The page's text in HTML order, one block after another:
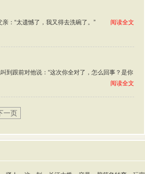
：“太遗憾了，我又得去洗碗了。” 阅读全文
到跟前对他说：“这次你全对了，怎么回事？是你
阅读全文
一页